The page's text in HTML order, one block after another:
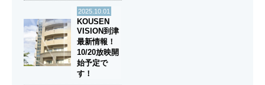
2025.10.01
KOUSEN
VISION到津
最新情報！
10/20放映開
始予定で
す！